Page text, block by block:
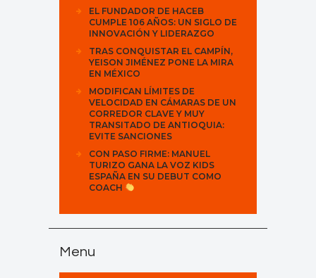
EL FUNDADOR DE HACEB
CUMPLE 106 AÑOS: UN SIGLO DE
INNOVACIÓN Y LIDERAZGO
TRAS CONQUISTAR EL CAMPÍN,
YEISON JIMÉNEZ PONE LA MIRA
EN MÉXICO
MODIFICAN LÍMITES DE
VELOCIDAD EN CÁMARAS DE UN
CORREDOR CLAVE Y MUY
TRANSITADO DE ANTIOQUIA:
EVITE SANCIONES
CON PASO FIRME: MANUEL
TURIZO GANA LA VOZ KIDS
ESPAÑA EN SU DEBUT COMO
COACH
Menu